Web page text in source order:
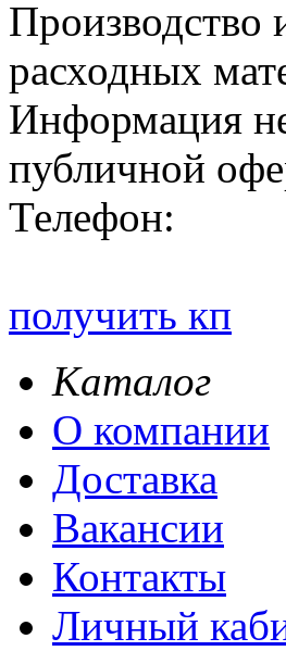
Производство
расходных
Информация
публичной
Телефон:
получить кп
Каталог
О компании
Доставка
Вакансии
Контакты
Личный